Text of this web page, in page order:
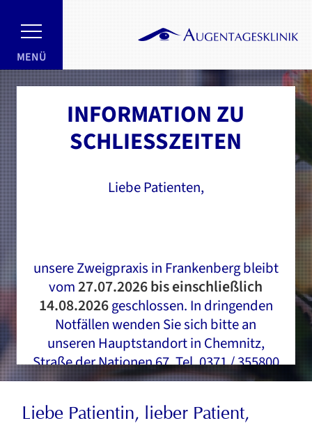
MENÜ
INFORMATION ZU
SCHLIESSZEITEN
Liebe Patienten,
unsere Zweigpraxis in Frankenberg bleibt
vom27.07.2026 bis einschließlich
14.08.2026geschlossen. In dringenden
Notfällen wenden Sie sich bitte an
unseren Hauptstandort in Chemnitz,
Straße der Nationen 67, Tel. 0371 / 355800
oder senden eine Email an
termin@augentagesklinik-stoll.de. Vielen
Dank.
Liebe Patientin, lieber Patient,